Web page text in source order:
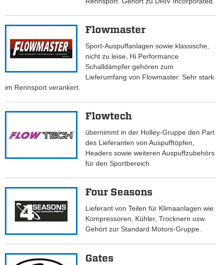
Flowmaster
Sport-Auspuffanlagen sowie klassische,
nicht zu leise, Hi Performance
Schalldämpfer gehören zum
Lieferumfang von Flowmaster. Sehr stark
im Rennsport verankert.
Flowtech
übernimmt in der Holley-Gruppe den Part
des Lieferanten von Auspufftöpfen,
Headers sowie weiteren Auspuffzubehörs
für den Sportbereich.
Four Seasons
Lieferant von Teilen für Klimaanlagen wie
Kompressoren, Kühler, Trocknern usw.
Gehört zur Standard Motors-Gruppe.
Gates